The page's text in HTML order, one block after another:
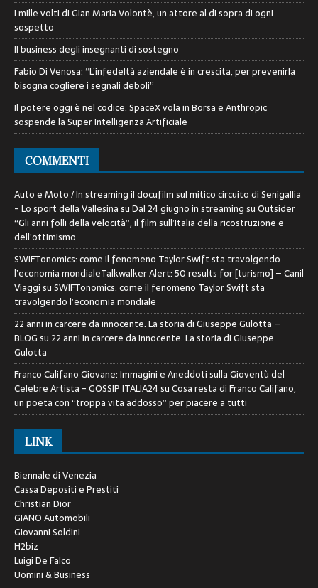
I mille volti di Gian Maria Volontè, un attore al di sopra di ogni
sospetto
Il business degli insegnanti di sostegno
Fabio Di Venosa: “L’infedeltà aziendale è in crescita, per prevenirla
bisogna cogliere i segnali deboli”
Il potere oggi è nel codice: SpaceX vola in Borsa e Anthropic
sospende la Super Intelligenza Artificiale
COMMENTI
Auto e Moto / In streaming il docufilm sul mitico circuito di Senigallia
- Lo sport della VallesinasuDal 24 giugno in streaming su Outsider
“Gli anni folli della velocità”, il film sull’Italia della ricostruzione e
dell’ottimismo
SWIFTonomics: come il fenomeno Taylor Swift sta travolgendo
l’economia mondialeTalkwalker Alert: 50 results for [turismo] – Canil
ViaggisuSWIFTonomics: come il fenomeno Taylor Swift sta
travolgendo l’economia mondiale
22 anni in carcere da innocente. La storia di Giuseppe Gulotta –
BLOGsu 22 anni in carcere da innocente. La storia di Giuseppe
Gulotta
Franco Califano Giovane: Immagini e Aneddoti sulla Gioventù del
Celebre Artista - GOSSIP ITALIA24suCosa resta di Franco Califano,
un poeta con “troppa vita addosso” per piacere a tutti
LINK
Biennale di Venezia
Cassa Depositi e Prestiti
Christian Dior
GIANO Automobili
Giovanni Soldini
H2biz
Luigi De Falco
Uomini & Business